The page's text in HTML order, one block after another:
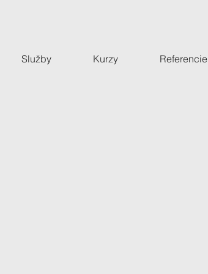
Služby Kurzy Referencie